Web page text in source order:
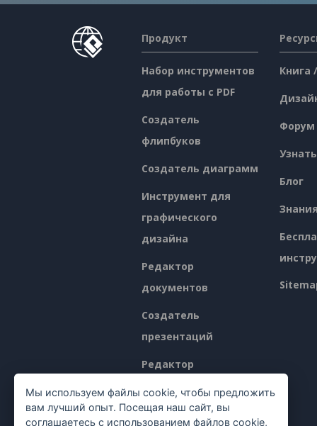
Продукт
Набор инструментов
для работы с PDF
Создатель
флипбуков
Создатель диаграмм
Инструмент для
графического
дизайна
Редактор
документов
Создатель
презентаций
Редактор
Ценообразование
Книга
Форум
Узнать
Блог
Мы используем файлы cookie, чтобы предложить
вам лучший опыт. Посещая наш сайт, вы
соглашаетесь с использованием файлов cookie,